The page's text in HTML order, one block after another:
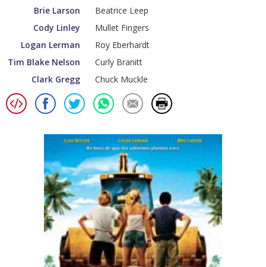
Brie Larson
Beatrice Leep
Cody Linley
Mullet Fingers
Logan Lerman
Roy Eberhardt
Tim Blake Nelson
Curly Branitt
Clark Gregg
Chuck Muckle